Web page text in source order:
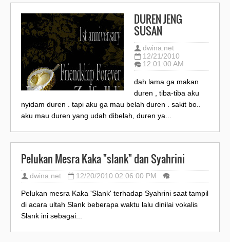
DUREN JENG
SUSAN
dwina.net
12/21/2010
12:01:00 AM
dah lama ga makan
duren , tiba-tiba aku
nyidam duren . tapi aku ga mau belah duren . sakit bo..
aku mau duren yang udah dibelah, duren ya...
Pelukan Mesra Kaka "slank" dan Syahrini
dwina.net 12/20/2010 02:06:00 PM
Pelukan mesra Kaka 'Slank' terhadap Syahrini saat tampil
di acara ultah Slank beberapa waktu lalu dinilai vokalis
Slank ini sebagai...